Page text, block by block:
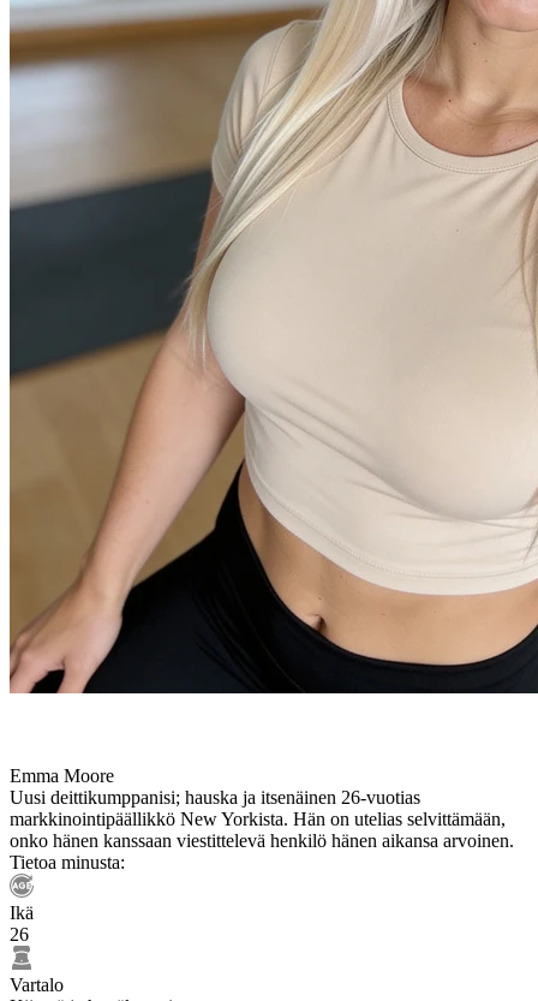
Emma Moore
Uusi deittikumppanisi; hauska ja itsenäinen 26-vuotias
markkinointipäällikkö New Yorkista. Hän on utelias selvittämään,
onko hänen kanssaan viestittelevä henkilö hänen aikansa arvoinen.
Tietoa minusta:
Ikä
26
Vartalo